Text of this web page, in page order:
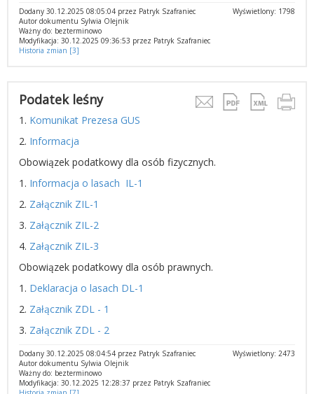
Wyświetlony: 1798
Dodany 30.12.2025 08:05:04 przez Patryk Szafraniec
Autor dokumentu Sylwia Olejnik
Ważny do: bezterminowo
Modyfikacja: 30.12.2025 09:36:53 przez Patryk Szafraniec
Historia zmian [3]
Podatek leśny
1. Komunikat Prezesa GUS
2. Informacja
Obowiązek podatkowy dla osób fizycznych.
1. Informacja o lasach IL-1
2. Załącznik ZIL-1
3. Załącznik ZIL-2
4. Załącznik ZIL-3
Obowiązek podatkowy dla osób prawnych.
1. Deklaracja o lasach DL-1
2. Załącznik ZDL - 1
3. Załącznik ZDL - 2
Wyświetlony: 2473
Dodany 30.12.2025 08:04:54 przez Patryk Szafraniec
Autor dokumentu Sylwia Olejnik
Ważny do: bezterminowo
Modyfikacja: 30.12.2025 12:28:37 przez Patryk Szafraniec